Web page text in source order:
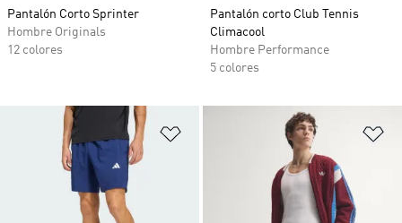
Pantalón Corto Sprinter
Hombre Originals
12 colores
Pantalón corto Club Tennis
Climacool
Hombre Performance
5 colores
Añadir a la lista de deseos